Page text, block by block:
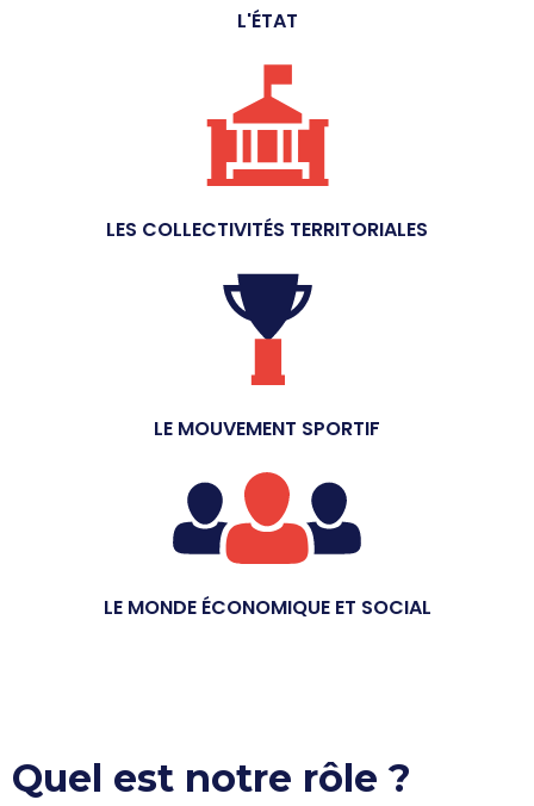
L'ÉTAT
LES COLLECTIVITÉS TERRITORIALES
LE MOUVEMENT SPORTIF
LE MONDE ÉCONOMIQUE ET SOCIAL
Quel est notre rôle ?